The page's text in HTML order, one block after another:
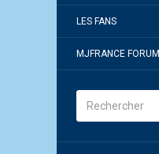
LES FANS
MJFRANCE FORUM